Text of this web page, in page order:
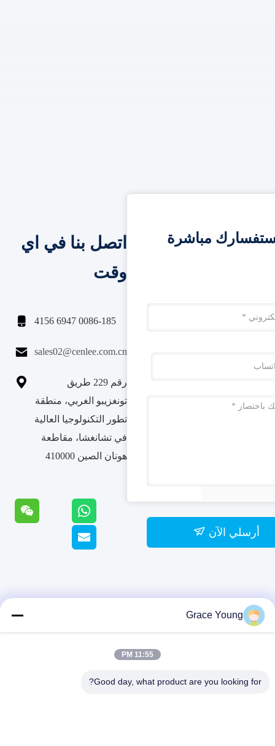
اتصل بنا في اي
وقت
 0086-185 6947 4156
 sales02@cenlee.com.cn

رقم 229 طريق
تونغزيبو الغربي، منطقة
تطور التكنولوجيا العالية
في تشانغشا، مقاطعة
هونان الصين 410000
مباشرة
أرسلي الآن
Grace Young
11:55 PM
Good day, what product are you looking for?